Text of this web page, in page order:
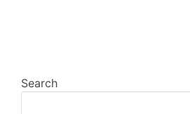
Search